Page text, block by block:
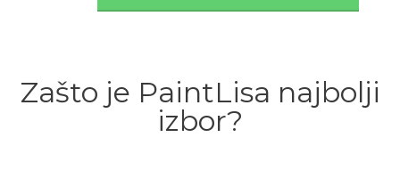
Zašto je PaintLisa najbolji
izbor?